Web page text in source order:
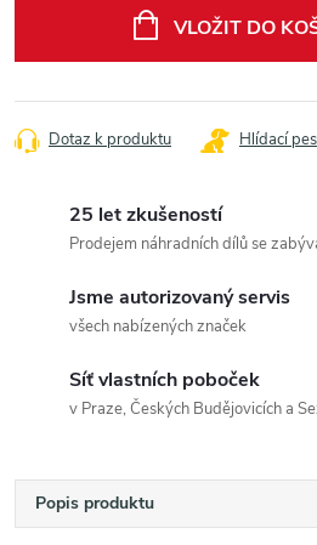
VLOŽIT DO
Dotaz k produktu Hlídací pes
25 let zkušeností
Prodejem náhradních dílů se
Jsme autorizovaný servis
všech nabízených značek
Síť vlastních poboček
v Praze, Českých Budějovicích a
Popis produktu